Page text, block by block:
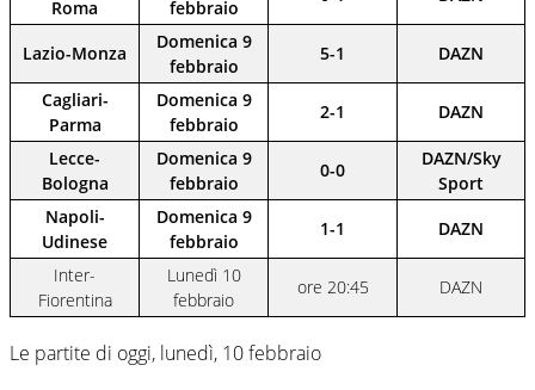
Roma
febbraio
Lazio-Monza
Domenica 9
febbraio
5-1 DAZN
Cagliari-
Parma
Domenica 9
febbraio
2-1 DAZN
Lecce-
Bologna
Domenica 9
febbraio
0-0
DAZN/Sky
Sport
Napoli-
Udinese
Domenica 9
febbraio
1-1 DAZN
Inter-
Fiorentina
Lunedì 10
febbraio
ore 20:45 DAZN
Le partite di oggi, lunedì, 10 febbraio